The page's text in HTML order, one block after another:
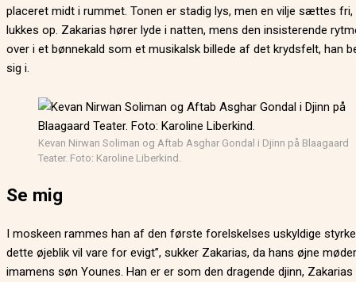
placeret midt i rummet. Tonen er stadig lys, men en vilje sættes fri,
lukkes op. Zakarias hører lyde i natten, mens den insisterende
over i et bønnekald som et musikalsk billede af det krydsfelt, han
sig i.
Kevan Nirwan Soliman og Aftab Asghar Gondal i Djinn på Blaagaard
Teater. Foto: Karoline Liberkind.
Se mig
I moskeen rammes han af den første forelskelses uskyldige
dette øjeblik vil vare for evigt”, sukker Zakarias, da hans øjne møder
imamens søn Younes. Han er er som den dragende djinn,